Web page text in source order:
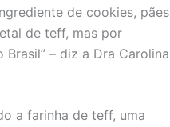
de cookies, pães
de teff, mas por
– diz a Dra Carolina
a farinha de teff, uma